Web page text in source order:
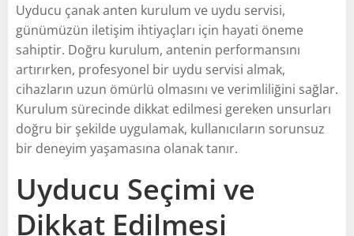
Uyducu çanak anten kurulum ve uydu servisi,
günümüzün iletişim ihtiyaçları için hayati öneme
sahiptir. Doğru kurulum, antenin performansını
artırırken, profesyonel bir uydu servisi almak,
cihazların uzun ömürlü olmasını ve verimliliğini sağlar.
Kurulum sürecinde dikkat edilmesi gereken unsurları
doğru bir şekilde uygulamak, kullanıcıların sorunsuz
bir deneyim yaşamasına olanak tanır.
Uyducu Seçimi ve
Dikkat Edilmesi